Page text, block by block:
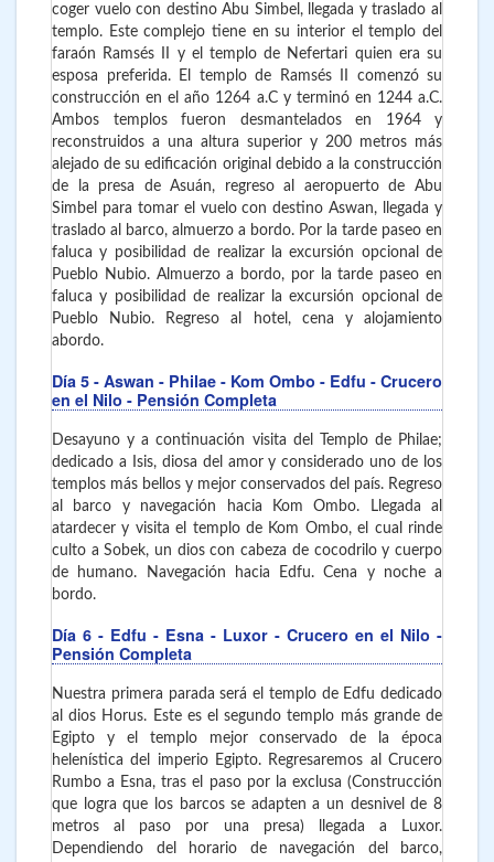
coger vuelo con destino Abu Simbel, llegada y traslado al
templo. Este complejo tiene en su interior el templo del
faraón Ramsés II y el templo de Nefertari quien era su
esposa preferida. El templo de Ramsés II comenzó su
construcción en el año 1264 a.C y terminó en 1244 a.C.
Ambos templos fueron desmantelados en 1964 y
reconstruidos a una altura superior y 200 metros más
alejado de su edificación original debido a la construcción
de la presa de Asuán, regreso al aeropuerto de Abu
Simbel para tomar el vuelo con destino Aswan, llegada y
traslado al barco, almuerzo a bordo. Por la tarde paseo en
faluca y posibilidad de realizar la excursión opcional de
Pueblo Nubio. Almuerzo a bordo, por la tarde paseo en
faluca y posibilidad de realizar la excursión opcional de
Pueblo Nubio. Regreso al hotel, cena y alojamiento
abordo.
Día 5 - Aswan - Philae - Kom Ombo - Edfu - Crucero
en el Nilo - Pensión Completa
Desayuno y a continuación visita del Templo de Philae;
dedicado a Isis, diosa del amor y considerado uno de los
templos más bellos y mejor conservados del país. Regreso
al barco y navegación hacia Kom Ombo. Llegada al
atardecer y visita el templo de Kom Ombo, el cual rinde
culto a Sobek, un dios con cabeza de cocodrilo y cuerpo
de humano. Navegación hacia Edfu. Cena y noche a
bordo.
Día 6 - Edfu - Esna - Luxor - Crucero en el Nilo -
Pensión Completa
Nuestra primera parada será el templo de Edfu dedicado
al dios Horus. Este es el segundo templo más grande de
Egipto y el templo mejor conservado de la época
helenística del imperio Egipto. Regresaremos al Crucero
Rumbo a Esna, tras el paso por la exclusa (Construcción
que logra que los barcos se adapten a un desnivel de 8
metros al paso por una presa) llegada a Luxor.
Dependiendo del horario de navegación del barco,